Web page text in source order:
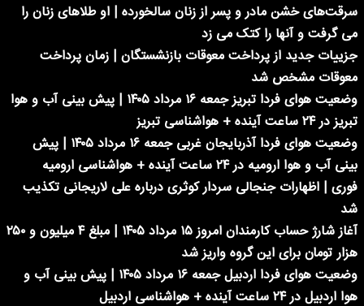
سرقت‌های خشن مادر و پسر از زنان سالخورده | او طلاهای زنان را
می گرفت و آنها را کتک می زد
جزییات جدید از پرداخت معوقات بازنشستگان | زمان پرداخت
معوقات مشخص شد
وضعیت هوای فردا تبریز جمعه ۱۶ مرداد ۱۴۰۵ | پیش بینی آب و هوا
تبریز در ۲۴ ساعت آینده + هواشناسی تبریز
وضعیت هوای فردا آذربایجان غربی جمعه ۱۶ مرداد ۱۴۰۵ | پیش
بینی آب و هوا ارومیه در ۲۴ ساعت آینده + هواشناسی ارومیه
فوری | اظهارات جنجالی سردار کوثری درباره علی لاریجانی تکذیب
شد
آغاز شارژ حساب کارمندان امروز ۱۵ مرداد ۱۴۰۵ | مبلغ ۴ میلیون و ۲۵۰
هزار تومان برای این گروه واریز شد
وضعیت هوای فردا اردبیل جمعه ۱۶ مرداد ۱۴۰۵ | پیش بینی آب و
هوا اردبیل در ۲۴ ساعت آینده + هواشناسی اردبیل